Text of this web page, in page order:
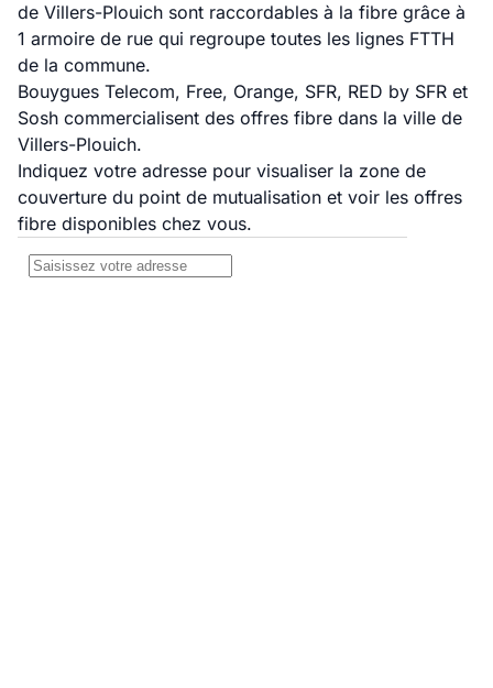
de Villers-Plouich sont raccordables à la fibre grâce à
1 armoire de rue qui regroupe toutes les lignes FTTH
de la commune.
Bouygues Telecom, Free, Orange, SFR, RED by SFR et
Sosh commercialisent des offres fibre dans la ville de
Villers-Plouich.
Indiquez votre adresse pour visualiser la zone de
couverture du point de mutualisation et voir les offres
fibre disponibles chez vous.